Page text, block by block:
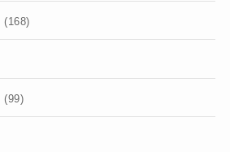
(168)
(99)